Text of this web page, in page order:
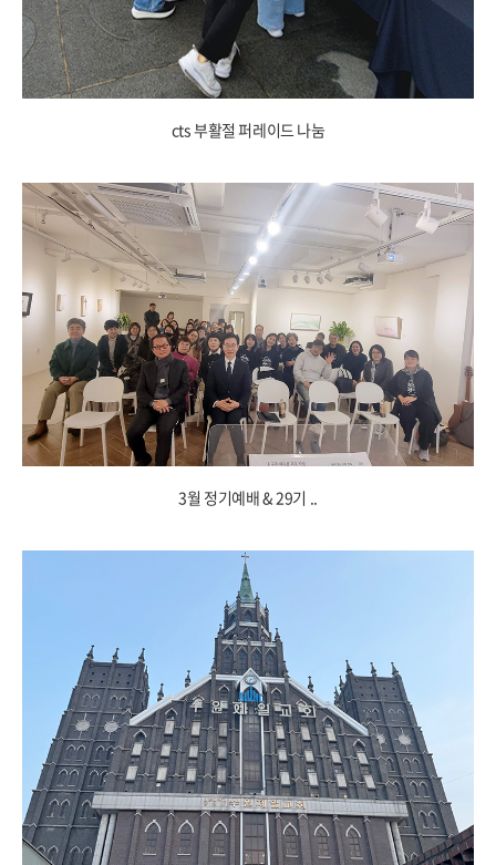
cts 부활절 퍼레이드 나눔
3월 정기예배 & 29기 ..